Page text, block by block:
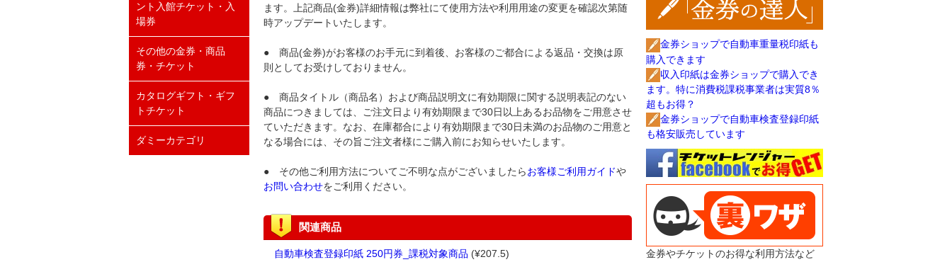
ます。上記商品(金券)詳細情報は弊社にて使用方法や利用用途の変更を確認次第随
時アップデートいたします。
● 商品(金券)がお客様のお手元に到着後、お客様のご都合による返品・交換は原
則としてお受けしておりません。
● 商品タイトル（商品名）および商品説明文に有効期限に関する説明表記のない
商品につきましては、ご注文日より有効期限まで30日以上あるお品物をご用意させ
ていただきます。なお、在庫都合により有効期限まで30日未満のお品物のご用意と
なる場合には、その旨ご注文者様にご購入前にお知らせいたします。
● その他ご利用方法についてご不明な点がございましたらお客様ご利用ガイドや
お問い合わせをご利用ください。
関連商品
自動車検査登録印紙 250円券_課税対象商品 (¥207.5)
ント入館チケット・入
場券
その他の金券・商品
券・チケット
カタログギフト・ギフ
トチケット
ダミーカテゴリ
金券ショップで自動車重量税印紙も
購入できます
収入印紙は金券ショップで購入でき
ます。特に消費税課税事業者は実質8％
超もお得？
金券ショップで自動車検査登録印紙
も格安販売しています
金券やチケットのお得な利用方法など